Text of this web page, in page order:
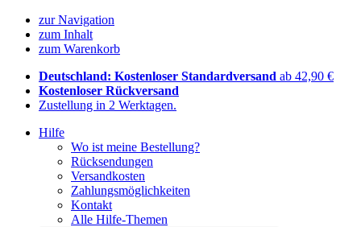
zur Navigation
zum Inhalt
zum Warenkorb
Deutschland: Kostenloser Standardversand ab 42,90 €
Kostenloser Rückversand
Zustellung in 2 Werktagen.
Hilfe
Wo ist meine Bestellung?
Rücksendungen
Versandkosten
Zahlungsmöglichkeiten
Kontakt
Alle Hilfe-Themen